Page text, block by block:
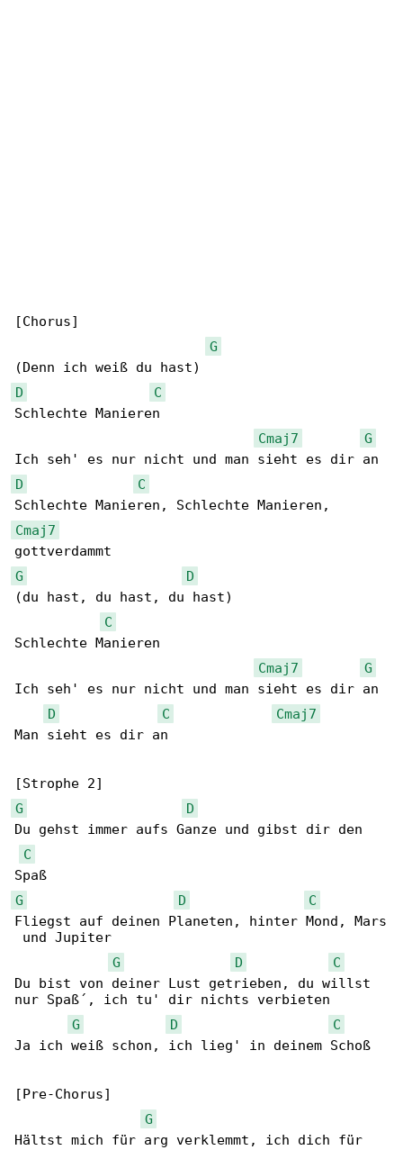
[Chorus]
G
D
C
Schlechte Manieren
Cmaj7
G
D
C
Cmaj7
G
D
(du hast, du hast, du hast)
C
Schlechte Manieren
Cmaj7
G
Ich seh' es nur nicht und man sieht es dir an
D
C
Cmaj7
Man sieht es dir an
G
D
Du gehst immer aufs Ganze und gibst dir den
C
G
D
C
Fliegst auf deinen Planeten, hinter Mond, Mars
und Jupiter
G
D
C
Du bist von deiner Lust getrieben, du willst
nur Spaß´, ich tu' dir nichts verbieten
G
D
C
Ja ich weiß schon, ich lieg' in deinem Schoß
[Pre-Chorus]
G